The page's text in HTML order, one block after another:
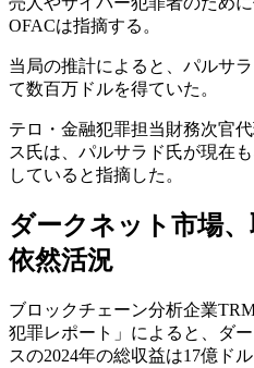
OFACは指摘する。
当局の推計によると、パルサ
て数百万ドルを得ていた。
テロ・金融犯罪担当財務次官
ス氏は、パルサラド氏が現在
していると指摘した。
ダークネット市場
依然活況
ブロックチェーン分析企業
犯罪レポート」によると、ダ
スの2024年の総収益は17億ド